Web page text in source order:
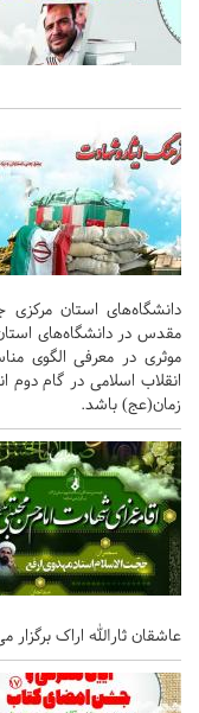
دانشگاه‌های استان
مقدس در دانشگاه‌های
موثری در معرفی الگوی
انقلاب اسلامی در گام دوم
زمان(عج) باشد.
عاشقان ثارالله اراک برگزار